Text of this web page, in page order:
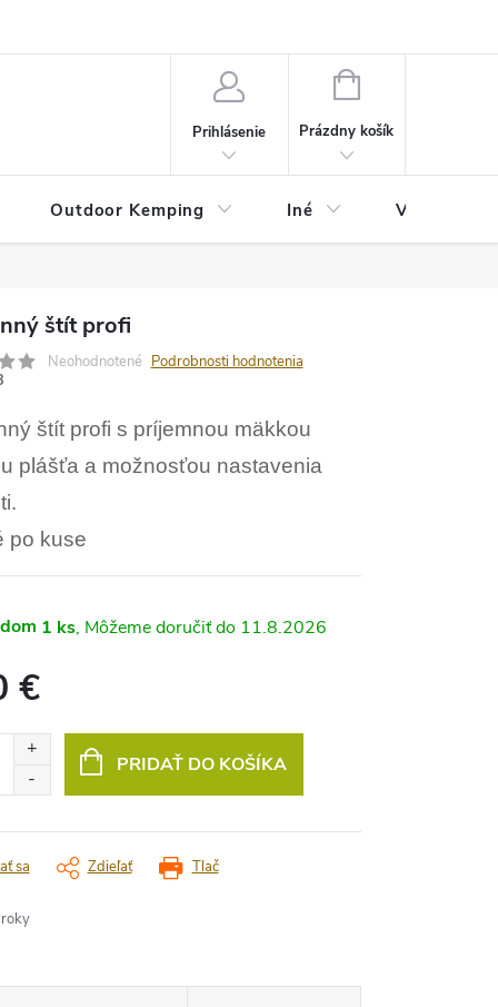
Prihlásenie
NÁKUPNÝ
Prázdny košík
Outdoor Kemping Iné Veľkostná
štít profi
Neohodnotené Podrobnosti hodnotenia
štít profi s príjemnou mäkkou
plášťa a možnosťou nastavenia
po kuse
1 ks 11.8.2026
€
PRIDAŤ DO KOŠÍKA
Tlač
sa Zdieľať